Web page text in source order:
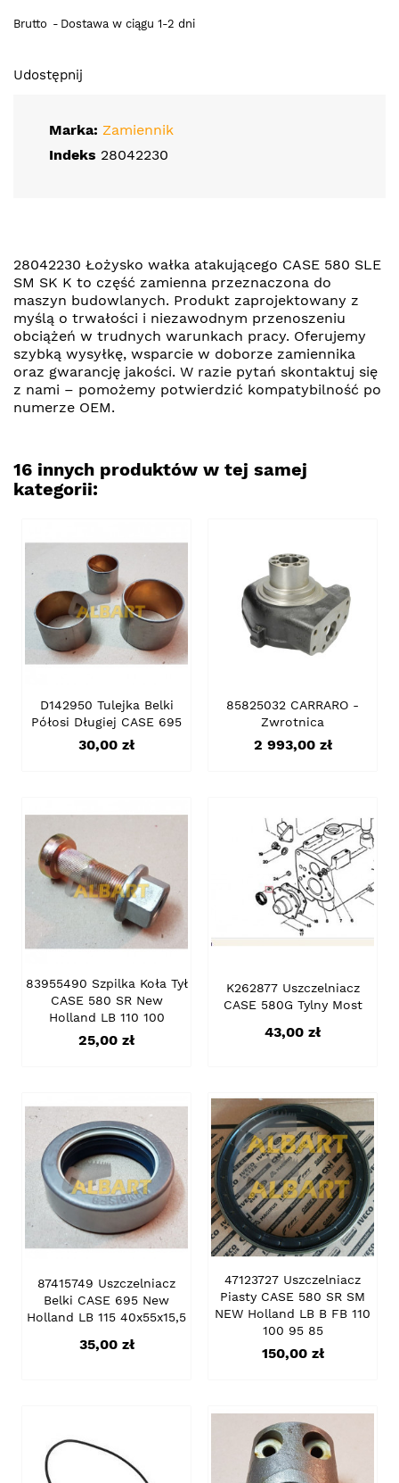
Brutto Dostawa w ciągu 1-2 dni
Udostępnij
Marka: Zamiennik
Indeks 28042230
28042230 Łożysko wałka atakującego CASE 580 SLE
SM SK K to część zamienna przeznaczona do
maszyn budowlanych. Produkt zaprojektowany z
myślą o trwałości i niezawodnym przenoszeniu
obciążeń w trudnych warunkach pracy. Oferujemy
szybką wysyłkę, wsparcie w doborze zamiennika
oraz gwarancję jakości. W razie pytań skontaktuj się
z nami – pomożemy potwierdzić kompatybilność po
numerze OEM.
16 innych produktów w tej samej
kategorii:
D142950 Tulejka Belki
Półosi Długiej CASE 695
Cena
30,00 zł
85825032 CARRARO -
Zwrotnica
Cena
2 993,00 zł
83955490 Szpilka Koła Tył
CASE 580 SR New
Holland LB 110 100
Cena
25,00 zł
K262877 Uszczelniacz
CASE 580G Tylny Most
Cena
43,00 zł
87415749 Uszczelniacz
Belki CASE 695 New
Holland LB 115 40x55x15,5
Cena
35,00 zł
47123727 Uszczelniacz
Piasty CASE 580 SR SM
NEW Holland LB B FB 110
100 95 85
Cena
150,00 zł